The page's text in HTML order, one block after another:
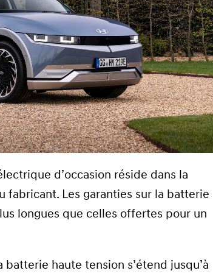
d’occasion réside dans la
Les garanties sur la batterie
longues que celles offertes pour un
haute tension s’étend jusqu’à